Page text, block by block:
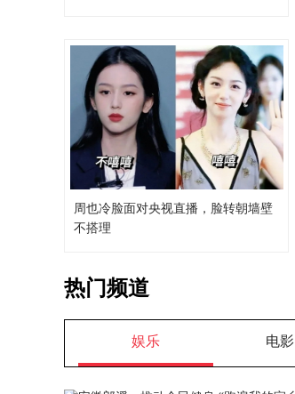
周也冷脸面对央视直播，脸转朝墙壁
不搭理
热门频道
娱乐 电影